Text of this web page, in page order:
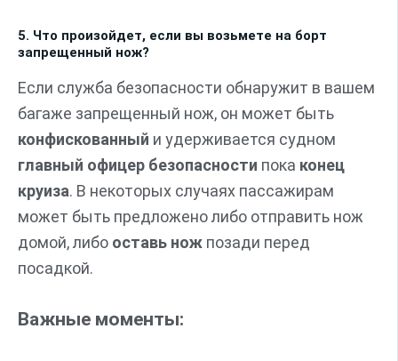
5. Что произойдет, если вы возьмете на борт
запрещенный нож?
Если служба безопасности обнаружит в вашем
багаже запрещенный нож, он может быть
конфискованный и удерживается судном
главный офицер безопасности пока конец
круиза. В некоторых случаях пассажирам
может быть предложено либо отправить нож
домой, либо оставь нож позади перед
посадкой.
Важные моменты: